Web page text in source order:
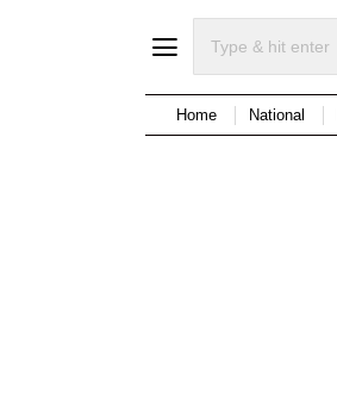
Home National